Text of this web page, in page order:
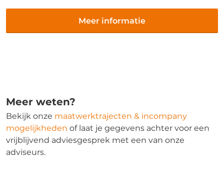
Meer informatie
Meer weten?
Bekijk onze maatwerktrajecten & incompany
mogelijkheden of laat je gegevens achter voor een
vrijblijvend adviesgesprek met een van onze
adviseurs.